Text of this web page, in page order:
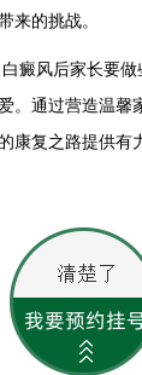
来的挑战。
风后家长要做
。通过营造温
康复之路提供有